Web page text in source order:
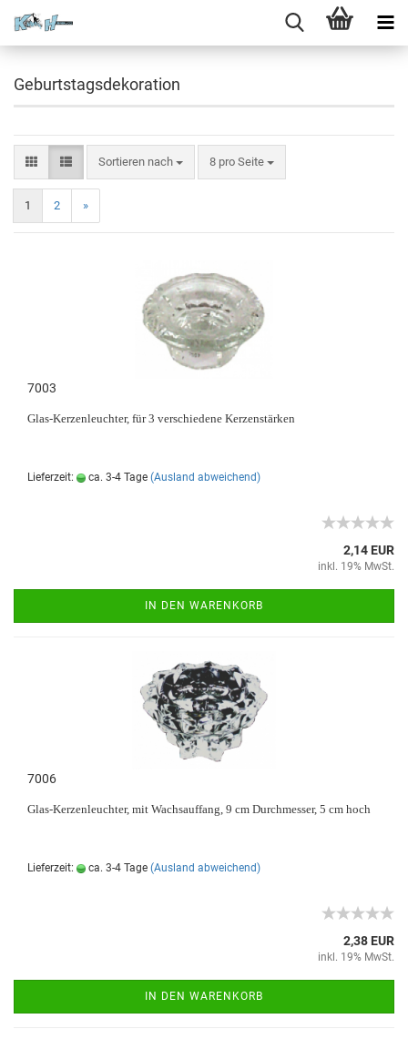
Geburtstagsdekoration
Sortieren nach 8 pro Seite
1 2 »
7003
Glas-Kerzenleuchter, für 3 verschiedene Kerzenstärken
Lieferzeit: ca. 3-4 Tage (Ausland abweichend)
2,14 EUR
inkl. 19% MwSt.
IN DEN WARENKORB
7006
Glas-Kerzenleuchter, mit Wachsauffang, 9 cm Durchmesser, 5 cm hoch
Lieferzeit: ca. 3-4 Tage (Ausland abweichend)
2,38 EUR
inkl. 19% MwSt.
IN DEN WARENKORB